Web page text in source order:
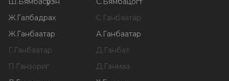
Ж.Галбадрах С.Ганбаатар
Ж.Ганбаатар А.Ганбаатар
Г.Ганбаатар Д.Ганбат
П.Ганзориг Д.Ганмаа